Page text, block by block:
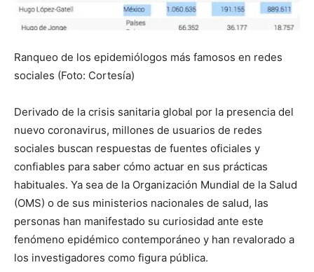
Ranqueo de los epidemiólogos más famosos en redes
sociales (Foto: Cortesía)
Derivado de la crisis sanitaria global por la presencia del
nuevo coronavirus, millones de usuarios de redes
sociales buscan respuestas de fuentes oficiales y
confiables para saber cómo actuar en sus prácticas
habituales. Ya sea de la Organización Mundial de la Salud
(OMS) o de sus ministerios nacionales de salud, las
personas han manifestado su curiosidad ante este
fenómeno epidémico contemporáneo y han revalorado a
los investigadores como figura pública.